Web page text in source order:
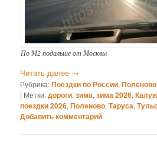
По М2 подальше от Москвы
Читать далее →
Рубрика:Поездки по России,Поленово
| Метки:дороги,зима,зима 2026,
поездки 2026,Поленово,Таруса,
Добавить комментарий